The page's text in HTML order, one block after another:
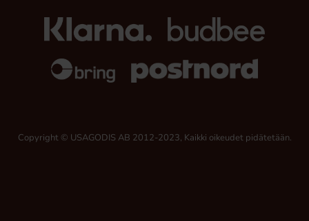
Copyright © USAGODIS AB 2012-2023, Kaikki oikeudet pidätetään.